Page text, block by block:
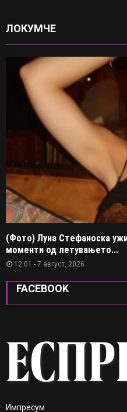
ЛОКУМЧЕ
(Фото) Луна Стефаноска
моменти од летувањето...
12:01 - 7 август, 2026
FACEBOOK
Импресум